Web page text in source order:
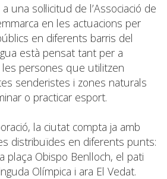
una sol·licitud de l’Associació de
en les actuacions per
en diferents barris del
està pensat tant per a
persones que utilitzen
senderistes i zones naturals
o practicar esport.
la ciutat compta ja amb
distribuïdes en diferents punts:
plaça Obispo Benlloch, el pati
Olímpica i ara El Vedat.